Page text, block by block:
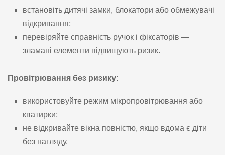
встановіть дитячі замки, блокатори або обмежувачі
відкривання;
перевіряйте справність ручок і фіксаторів —
зламані елементи підвищують ризик.
Провітрювання без ризику:
використовуйте режим мікропровітрювання або
кватирки;
не відкривайте вікна повністю, якщо вдома є діти
без нагляду.